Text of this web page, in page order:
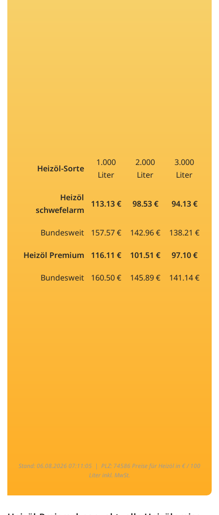
Heizöl-Sorte
1.000
Liter
2.000
Liter
3.000
Liter
Heizöl
schwefelarm
113.13 € 98.53 € 94.13 €
Bundesweit 157.57 € 142.96 € 138.21 €
Heizöl Premium 116.11 € 101.51 € 97.10 €
Bundesweit 160.50 € 145.89 € 141.14 €
Stand: 06.08.2026 07:11:05 | PLZ: 74586 Preise für Heizöl in € / 100
Liter inkl. MwSt.